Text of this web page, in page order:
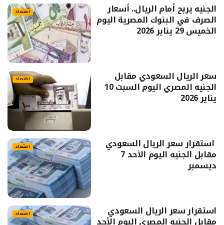
اقتصاد الجنيه يربح أمام الريال.. أسعار
الصرف في البنوك المصرية اليوم
الخميس 29 يناير 2026
اقتصاد سعر الريال السعودي مقابل
الجنيه المصري اليوم السبت 10
يناير 2026
اقتصاد استقرار سعر الريال السعودي
مقابل الجنيه اليوم الأحد 7
ديسمبر
اقتصاد استقرار سعر الريال السعودي
مقابل الجنيه المصري اليوم الأحد